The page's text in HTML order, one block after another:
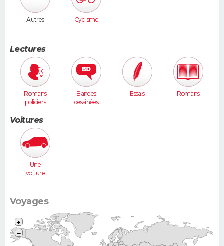
Autres Cyclisme
Lectures
Romans
policiers
Bandes
dessinées
Essais Romans
Voitures
Une
voiture
307...)
Voyages
+
−